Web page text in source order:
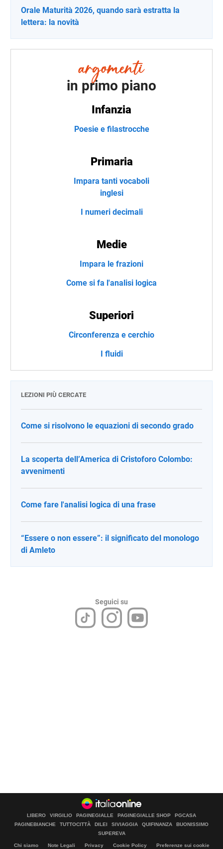
Orale Maturità 2026, quando sarà estratta la
lettera: la novità
in primo piano
Infanzia
Poesie e filastrocche
Primaria
Impara tanti vocaboli
inglesi
I numeri decimali
Medie
Impara le frazioni
Come si fa l'analisi logica
Superiori
Circonferenza e cerchio
I fluidi
LEZIONI PIÙ CERCATE
Come si risolvono le equazioni di secondo grado
La scoperta dell’America di Cristoforo Colombo:
avvenimenti
Come fare l'analisi logica di una frase
“Essere o non essere”: il significato del monologo
di Amleto
Seguici su
LIBERO VIRGILIO PAGINEGIALLE PAGINEGIALLE SHOP
PGCASA
PAGINEBIANCHE
TUTTOCITTÀ DILEI SIVIAGGIA QUIFINANZA
BUONISSIMO
SUPEREVA
Chi siamo Note Legali Privacy Cookie Policy Preferenze sui cookie